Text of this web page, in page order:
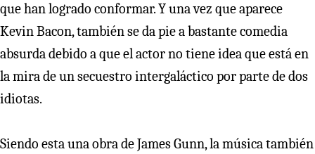
que han logrado conformar. Y una vez que aparece
Kevin Bacon, también se da pie a bastante comedia
absurda debido a que el actor no tiene idea que está en
la mira de un secuestro intergaláctico por parte de dos
idiotas.
Siendo esta una obra de James Gunn, la música también